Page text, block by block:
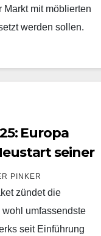
Markt mit möblierten
werden sollen.
Europa
seiner
PINKER
zündet die
umfassendste
seit Einführung